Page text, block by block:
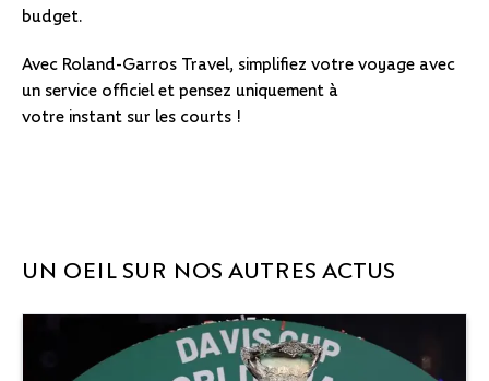
budget.
Avec Roland-Garros Travel, simplifiez votre voyage avec
un service officiel et pensez uniquement à
votre instant sur les courts !
UN OEIL SUR NOS AUTRES ACTUS